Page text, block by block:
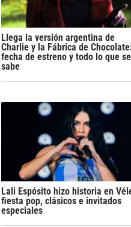
Llega la versión argentina de
Charlie y la Fábrica de
fecha de estreno y todo lo que se
sabe
Lali Espósito hizo historia en
fiesta pop, clásicos e invitados
especiales